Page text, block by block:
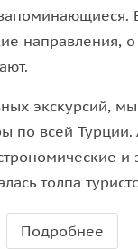
направления,
экскурсий,
по всей Турции.
толпа
Подробнее